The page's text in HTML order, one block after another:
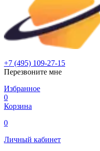
+7 (495) 109-27-15
Перезвоните мне
Избранное
0
Корзина
0
Личный кабинет